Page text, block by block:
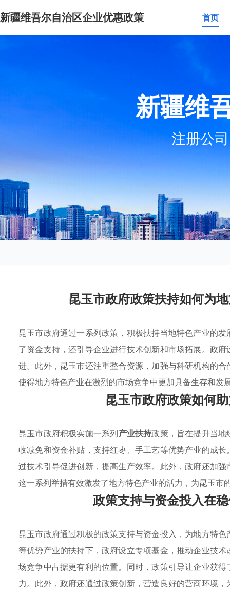
新疆维吾尔自治区企业优惠政策 首页
新疆维
注册公
昆玉市政府政策扶持如何为
昆玉市政府通过一系列政策，积极扶持当地特色产业的发
了资金支持，还引导企业进行技术创新和市场拓展。政
进。此外，昆玉市还注重整合资源，加强与科研机构的
使得地方特色产业在激烈的市场竞争中更加具备生存和发
昆玉市政府政策如何
昆玉市政府积极实施一系列产业扶持政策，旨在提升当
收减免和资金补贴，支持红枣、手工艺等优势产业的成长
过技术引导促进创新，提高生产效率。此外，政府还加
这一系列举措有效激发了地方特色产业的活力，为昆玉市
政策支持与资金投入在
昆玉市政府通过积极的政策支持与资金投入，为地方特
等优势产业的扶持下，政府设立专项基金，推动企业技
场竞争中占据更有利的位置。同时，政策引导让企业获
力。此外，政府还通过政策创新，营造良好的营商环境